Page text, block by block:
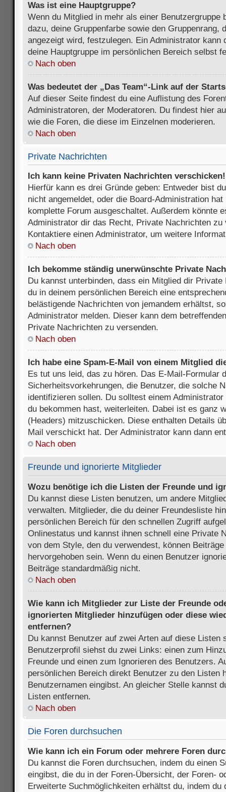
Was ist eine Hauptgruppe?
Wenn du Mitglied in mehr als einer Benutzergruppe
dazu, deine Gruppenfarbe sowie den Gruppenrang,
angezeigt wird, festzulegen. Ein Administrator kann
deine Hauptgruppe im persönlichen Bereich selbst
Nach oben
Was bedeutet der „Das Team“-Link auf der
Auf dieser Seite findest du eine Auflistung des
Administratoren, der Moderatoren. Du findest hier
wie die Foren, die diese im Einzelnen moderieren.
Nach oben
Private Nachrichten
Ich kann keine Privaten Nachrichten verschicken!
Hierfür kann es drei Gründe geben: Entweder bist
nicht angemeldet, oder die Board-Administration
komplette Forum ausgeschaltet. Außerdem könnte
Administrator dir das Recht, Private Nachrichten
Kontaktiere einen Administrator, um weitere
Nach oben
Ich bekomme ständig unerwünschte Private
Du kannst unterbinden, dass ein Mitglied dir
du in deinem persönlichen Bereich eine
belästigende Nachrichten von jemandem erhältst,
Administrator melden. Dieser kann dem
Private Nachrichten zu versenden.
Nach oben
Ich habe eine Spam-E-Mail von einem Mitglied
Es tut uns leid, das zu hören. Das E-Mail-Formular
Sicherheitsvorkehrungen, die Benutzer, die solche
identifizieren sollen. Du solltest einem
du bekommen hast, weiterleiten. Dabei ist es ganz
(Headers) mitzuschicken. Diese enthalten Details
Mail verschickt hat. Der Administrator kann dann
Nach oben
Freunde und ignorierte Mitglieder
Wozu benötige ich die Listen der Freunde und
Du kannst diese Listen benutzen, um andere
verwalten. Mitglieder, die du deiner Freundesliste
persönlichen Bereich für den schnellen Zugriff
Onlinestatus und kannst ihnen schnell eine Private
von dem Style, den du verwendest, können
hervorgehoben sein. Wenn du einen Benutzer
Beiträge standardmäßig nicht.
Nach oben
Wie kann ich Mitglieder zur Liste der Freunde
ignorierten Mitglieder hinzufügen oder diese
entfernen?
Du kannst Benutzer auf zwei Arten auf diese Listen
Benutzerprofil siehst du zwei Links: einen zum
Freunde und einen zum Ignorieren des Benutzers.
persönlichen Bereich direkt Benutzer zu den Listen
Benutzernamen eingibst. An gleicher Stelle kannst
Listen entfernen.
Nach oben
Die Foren durchsuchen
Wie kann ich ein Forum oder mehrere Foren
Du kannst die Foren durchsuchen, indem du einen
eingibst, die du in der Foren-Übersicht, der Foren-
Erweiterte Suchmöglichkeiten erhältst du, indem du